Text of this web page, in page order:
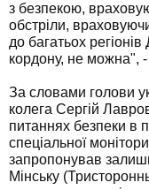
з безпекою,
обстріли,
до багатьох
кордону, не можна", -
За словами голови
колега Сергій
питаннях безпеки в
спеціальної
запропонував
Мінську